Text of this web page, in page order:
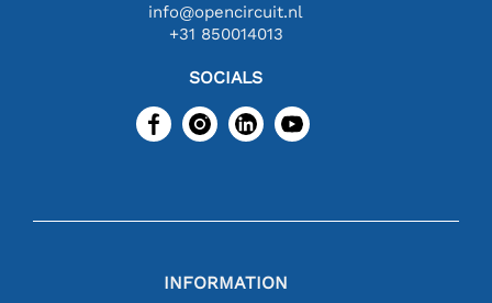
info@opencircuit.nl
+31 850014013
SOCIALS
INFORMATION